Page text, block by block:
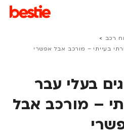
רכב >
בעייתי – מורכב אבל אפשרי
בעלי עבר
– מורכב אבל